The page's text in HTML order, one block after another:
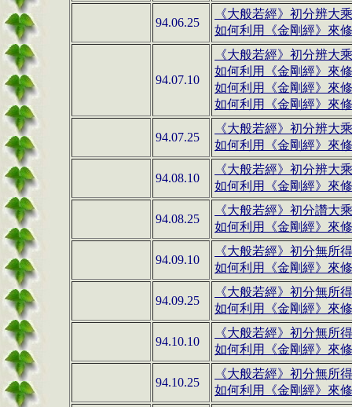
94.06.25
《大般若經》 初分辨大
如何利用《金剛經》來
94.07.10
《大般若經》 初分辨大
如何利用《金剛經》來
如何利用《金剛經》來
如何利用《金剛經》來
94.07.25
《大般若經》 初分辨大
如何利用《金剛經》來
94.08.10
《大般若經》 初分辨大
如何利用《金剛經》來
94.08.25
《大般若經》 初分讚大
如何利用《金剛經》來
94.09.10
《大般若經》 初分無所
如何利用《金剛經》來
94.09.25
《大般若經》 初分無所
如何利用《金剛經》來
94.10.10
《大般若經》 初分無所
如何利用《金剛經》來
94.10.25
《大般若經》 初分無所
如何利用《金剛經》來